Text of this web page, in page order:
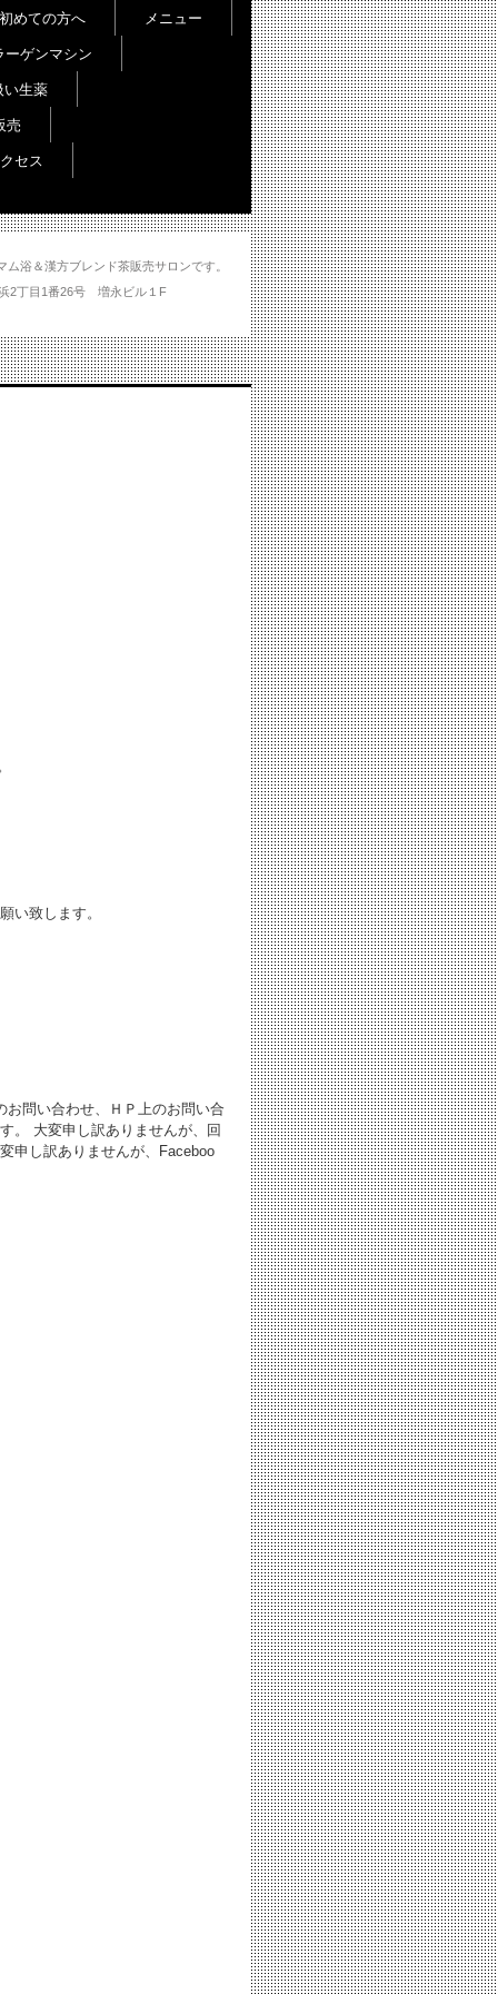
浴＆漢方ブレンド茶販売サロンです。
州浜2丁目1番26号 増永ビル１F
めての方へ メニュー
ーゲンマシン
い生薬
売
セス
い致します。
問い合わせ、ＨＰ上のお問い合
。 大変申し訳ありませんが、回
申し訳ありませんが、Faceboo